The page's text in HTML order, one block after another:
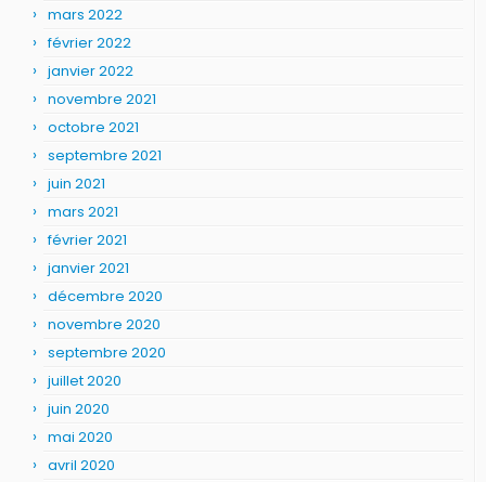
mars 2022
février 2022
janvier 2022
novembre 2021
octobre 2021
septembre 2021
juin 2021
mars 2021
février 2021
janvier 2021
décembre 2020
novembre 2020
septembre 2020
juillet 2020
juin 2020
mai 2020
avril 2020